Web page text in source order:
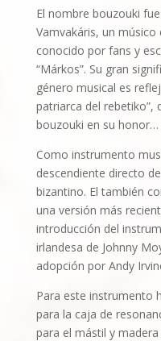
El nombre bouzouki
Vamvakáris, un
conocido por fans y
“Márkos”. Su gran
género musical es
patriarca del rebetiko”,
bouzouki en su honor…
Como instrumento
descendiente directo
bizantino. El también
una versión más
introducción del
irlandesa de Johnny
adopción por Andy
Para este instrumento
para la caja de
para el mástil y